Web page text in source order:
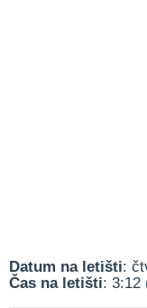
Datum na letišti:
Čas na letišti: 3:12